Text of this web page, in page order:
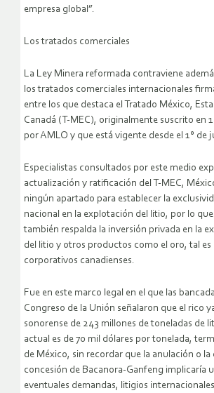
empresa global”.
Los tratados comerciales
La Ley Minera reformada contraviene
los tratados comerciales internacionales
entre los que destaca el Tratado México,
Canadá (T-MEC), originalmente suscrito en
por AMLO y que está vigente desde el 1° de
Especialistas consultados por este medio
actualización y ratificación del T-MEC,
ningún apartado para establecer la
nacional en la explotación del litio, por lo
también respalda la inversión privada en la
del litio y otros productos como el oro, tal es
corporativos canadienses.
Fue en este marco legal en el que las
Congreso de la Unión señalaron que el rico
sonorense de 243 millones de toneladas de
actual es de 70 mil dólares por tonelada,
de México, sin recordar que la anulación o la
concesión de Bacanora-Ganfeng implicaría
eventuales demandas, litigios